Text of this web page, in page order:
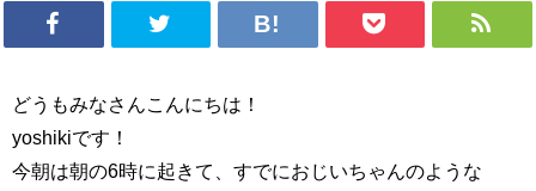
どうもみなさんこんにちは！
yoshikiです！
今朝は朝の6時に起きて、すでにおじいちゃんのような